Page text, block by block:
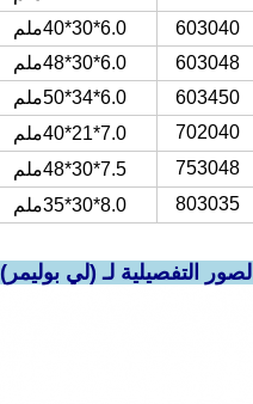
603040
6.0*30*40ملم
603048
6.0*30*48ملم
603450
6.0*34*50ملم
702040
7.0*21*40ملم
753048
7.5*30*48ملم
803035
8.0*30*35ملم
الصور التفصيلية لـ (لي بوليمر) 403048 600mah 3.7v بطارية ليبو